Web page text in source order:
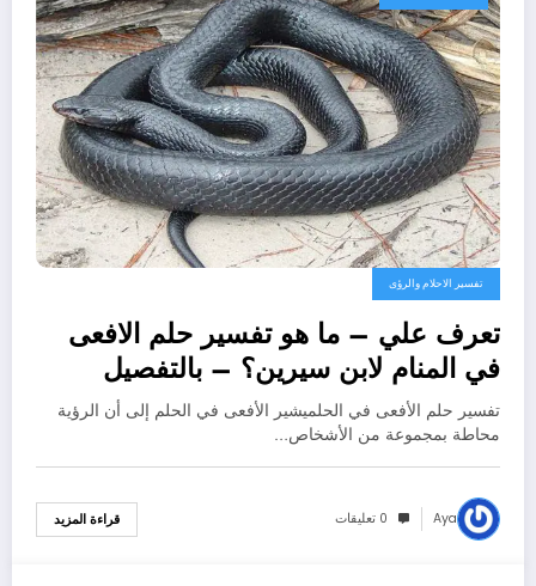
تفسير الاحلام والرؤى
تعرف علي – ما هو تفسير حلم الافعى
في المنام لابن سيرين؟ – بالتفصيل
تفسير حلم الأفعى في الحلميشير الأفعى في الحلم إلى أن الرؤية
محاطة بمجموعة من الأشخاص…
Aya 0 تعليقات قراءة المزيد